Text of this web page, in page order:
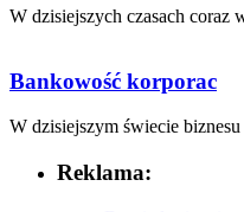
W dzisiejszych czasach coraz
Bankowość korporac
W dzisiejszym świecie
Reklama: